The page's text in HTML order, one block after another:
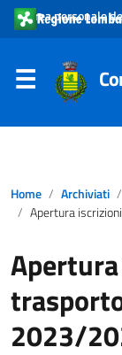
Area personale
Home Archiviati
Apertura iscrizioni servizio di
2023/